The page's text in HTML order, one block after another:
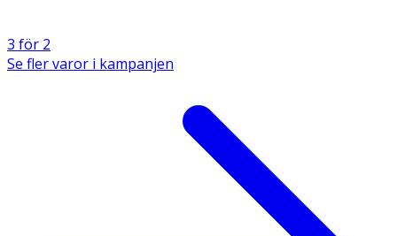
3 för 2
Se fler varor i kampanjen